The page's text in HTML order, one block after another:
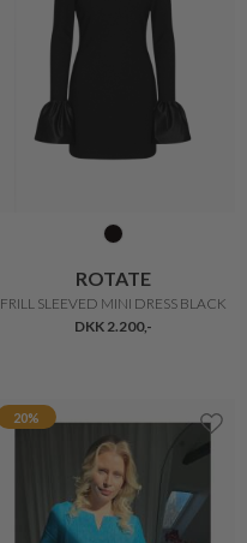
ROTATE
FRILL SLEEVED MINI DRESS BLACK
DKK 2.200,-
20%